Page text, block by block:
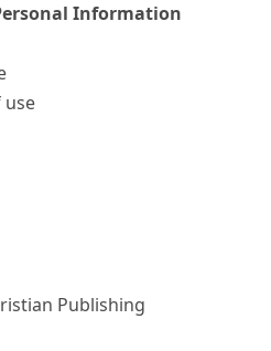
Information
use
Publishing